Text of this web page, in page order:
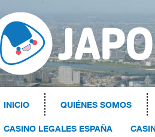
INICIO QUIÉNES SOMOS
CASINO LEGALES ESPAÑA